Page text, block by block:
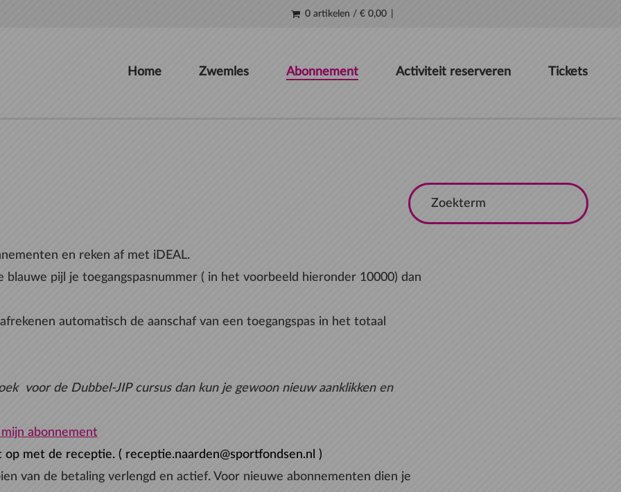
0 artikelen / € 0,00
Home Zwemles Abonnement Activiteit reserveren Tickets
en reken af met iDEAL.
pijl je toegangspasnummer ( in het voorbeeld hieronder 10000) dan
automatisch de aanschaf van een toegangspas in het totaal
voor de Dubbel-JIP cursus dan kun je gewoon nieuw aanklikken en
abonnement
met de receptie. ( receptie.naarden@sportfondsen.nl )
van de betaling verlengd en actief. Voor nieuwe abonnementen dien je